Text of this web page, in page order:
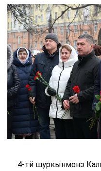
4-тӥ шуркынмонэ